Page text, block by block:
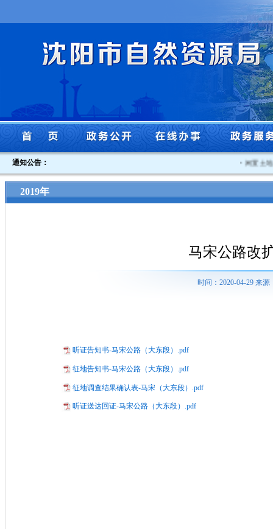
通知公告： 闲置土地
2019年
马宋公路改
时间：2020-04-29 来
听证告知书-马宋公路（大东段）.pdf
征地告知书-马宋公路（大东段）.pdf
征地调查结果确认表-马宋（大东段）.pdf
听证送达回证-马宋公路（大东段）.pdf